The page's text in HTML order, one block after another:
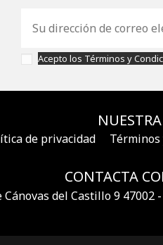
Acepto los Términos y
de privacidad Términos
CONTACTA
Cánovas del Castillo 9 47002